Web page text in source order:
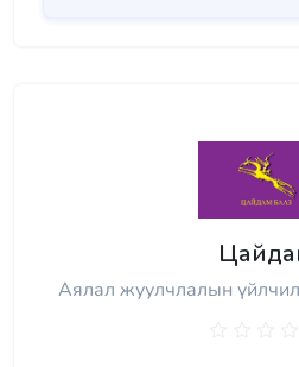
Аялал жуулчлалын